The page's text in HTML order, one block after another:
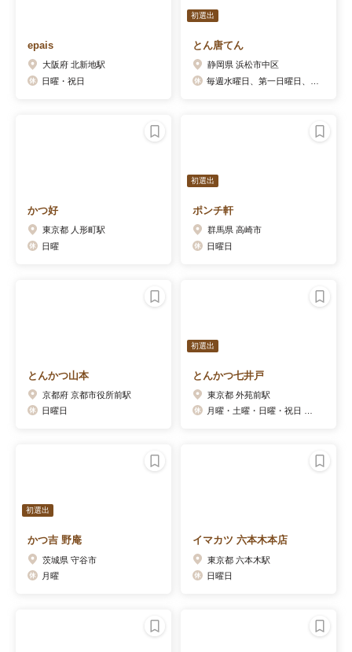
epais
大阪府 北新地駅
日曜・祝日
初選出
とん唐てん
静岡県 浜松市中区
かつ好
東京都 人形町駅
日曜
初選出
ポンチ軒
群馬県 高崎市
日曜日
とんかつ山本
京都府 京都市役所前駅
日曜日
初選出
とんかつ七井戸
東京都 外苑前駅
初選出
かつ吉 野庵
茨城県 守谷市
月曜
イマカツ 六本木本店
東京都 六本木駅
日曜日